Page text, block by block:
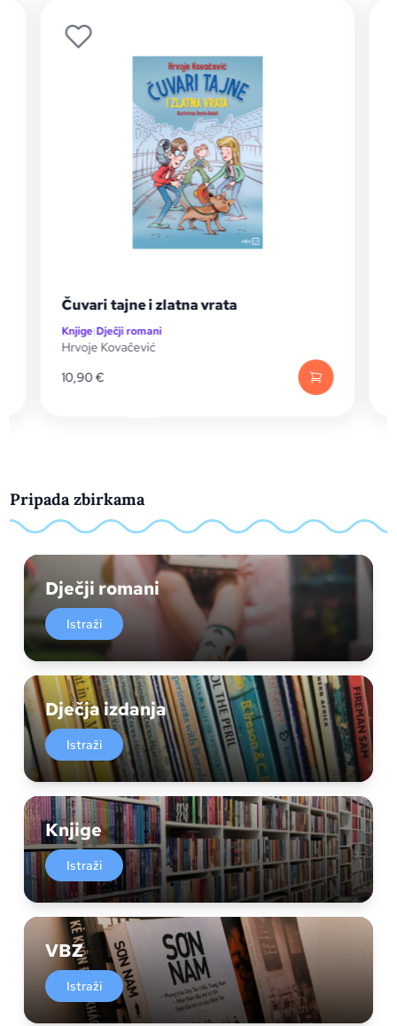
Čuvari tajne i zlatna vrata
Knjige|Dječji romani
Hrvoje Kovačević
10,90€
Pripada zbirkama
Dječji romani
Istraži
Dječja izdanja
Istraži
Knjige
Istraži
VBZ
Istraži